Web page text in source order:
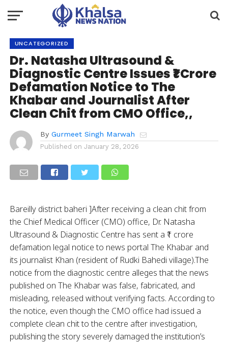
UNCATEGORIZED
Dr. Natasha Ultrasound &
Diagnostic Centre Issues ₹1 Crore
Defamation Notice to The
Khabar and Journalist After
Clean Chit from CMO Office,,
By Gurmeet Singh Marwah
Published on January 28, 2026
Bareilly district baheri ]After receiving a clean chit from
the Chief Medical Officer (CMO) office, Dr. Natasha
Ultrasound & Diagnostic Centre has sent a ₹1 crore
defamation legal notice to news portal The Khabar and
its journalist Khan (resident of Rudki Bahedi village).The
notice from the diagnostic centre alleges that the news
published on The Khabar was false, fabricated, and
misleading, released without verifying facts. According to
the notice, even though the CMO office had issued a
complete clean chit to the centre after investigation,
publishing the story severely damaged the institution’s